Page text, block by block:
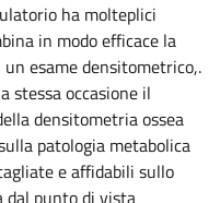
ha molteplici
in modo efficace la
esame densitometrico,.
stessa occasione il
densitometria ossea
patologia metabolica
e affidabili sullo